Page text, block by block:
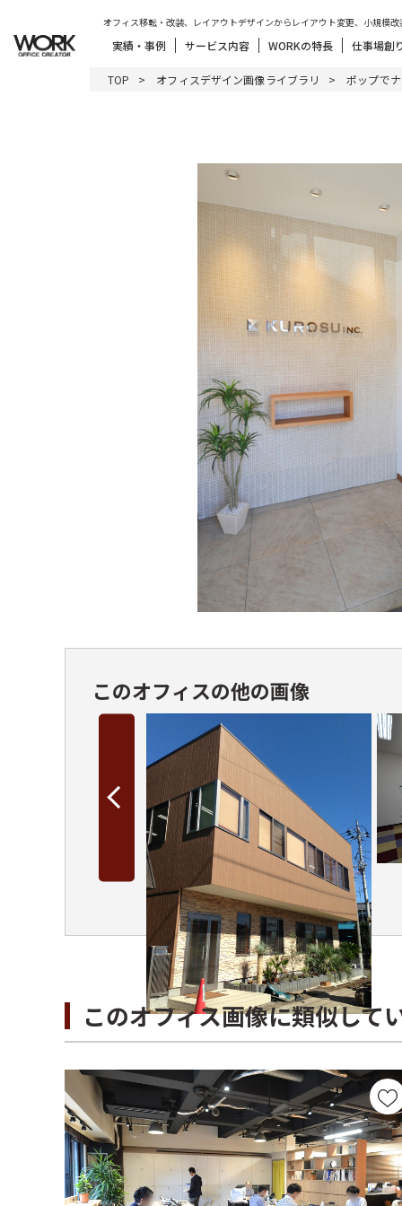
オフィス移転・改装、レイアウトデザインからレイアウト変更、小規模
実績・事例 サービス内容 WORKの特長 仕事場創
TOP オフィスデザイン画像ライブラリ ポップで
このオフィスの他の画像
このオフィス画像に類似して